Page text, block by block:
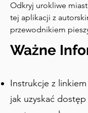
Odkryj urokliwe
tej aplikacji z
przewodnikiem
wprowadzi Cię do
przesiąkniętego
o znaczeniu kanałów,
"hofjes" i nie tylko.
Ważne
Instrukcje z
jak uzyskać